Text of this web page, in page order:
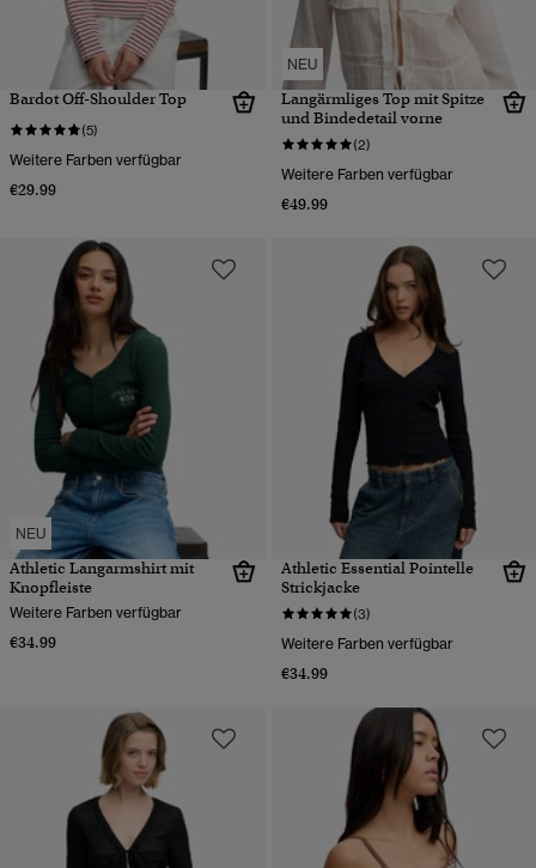
Bardot Off-Shoulder Top
(5)
Weitere Farben verfügbar
€29.99
NEU
Langärmliges Top mit Spitze
und Bindedetail vorne
(2)
Weitere Farben verfügbar
€49.99
NEU
Athletic Langarmshirt mit
Knopfleiste
Weitere Farben verfügbar
€34.99
Athletic Essential Pointelle
Strickjacke
(3)
Weitere Farben verfügbar
€34.99